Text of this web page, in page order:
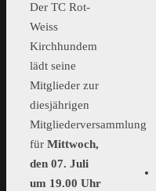
Der TC Rot-
Weiss
Kirchhundem
lädt seine
Mitglieder zur
diesjährigen
Mitgliederversammlung
für Mittwoch,
den 07. Juli
um 19.00 Uhr